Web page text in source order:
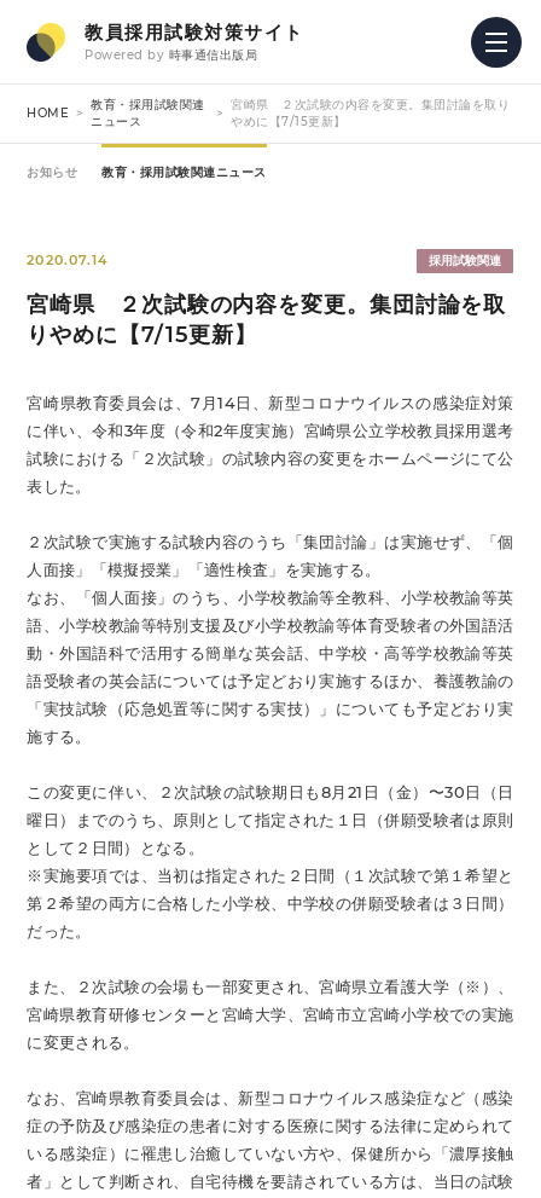
教員採用試験対策サイト
Powered by 時事通信出版局
HOME
教育・採用試験関連
ニュース
宮崎県 ２次試験の内容を変更。集団討論を取り
やめに【7/15更新】
お知らせ 教育・採用試験関連ニュース
2020.07.14 採用試験関連
宮崎県 ２次試験の内容を変更。集団討論を取
りやめに【7/15更新】
宮崎県教育委員会は、7月14日、新型コロナウイルスの感染症対策
に伴い、令和3年度（令和2年度実施）宮崎県公立学校教員採用選考
試験における「２次試験」の試験内容の変更をホームページにて公
表した。
２次試験で実施する試験内容のうち「集団討論」は実施せず、「個
人面接」「模擬授業」「適性検査」を実施する。
なお、「個人面接」のうち、小学校教諭等全教科、小学校教諭等英
語、小学校教諭等特別支援及び小学校教諭等体育受験者の外国語活
動・外国語科で活用する簡単な英会話、中学校・高等学校教諭等英
語受験者の英会話については予定どおり実施するほか、養護教諭の
「実技試験（応急処置等に関する実技）」についても予定どおり実
施する。
この変更に伴い、２次試験の試験期日も8月21日（金）〜30日（日
曜日）までのうち、原則として指定された１日（併願受験者は原則
として２日間）となる。
※実施要項では、当初は指定された２日間（１次試験で第１希望と
第２希望の両方に合格した小学校、中学校の併願受験者は３日間）
だった。
また、２次試験の会場も一部変更され、宮崎県立看護大学（※）、
宮崎県教育研修センターと宮崎大学、宮崎市立宮崎小学校での実施
に変更される。
なお、宮崎県教育委員会は、新型コロナウイルス感染症など（感染
症の予防及び感染症の患者に対する医療に関する法律に定められて
いる感染症）に罹患し治癒していない方や、保健所から「濃厚接触
者」として判断され、自宅待機を要請されている方は、当日の試験